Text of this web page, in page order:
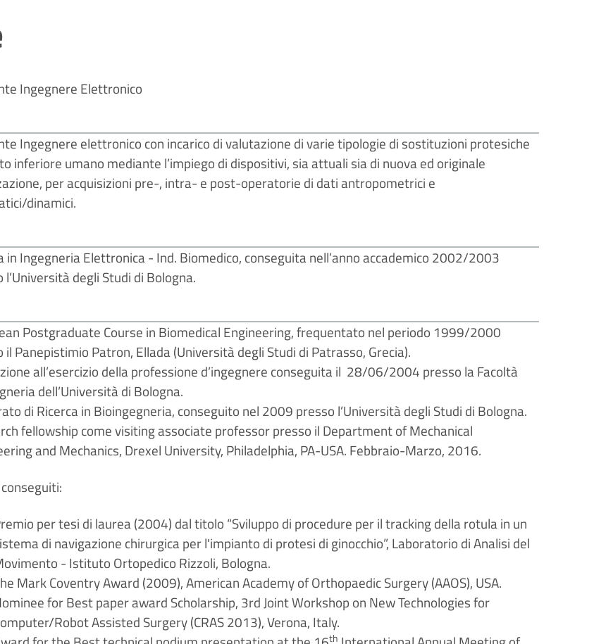
Ingegnere Elettronico
Ingegnere elettronico con incarico di valutazione di varie tipologie di sostituzioni protesiche
inferiore umano mediante l’impiego di dispositivi, sia attuali sia di nuova ed originale
per acquisizioni pre-, intra- e post-operatorie di dati antropometrici e
dinamici.
in Ingegneria Elettronica - Ind. Biomedico, conseguita nell’anno accademico 2002/2003
l’Università degli Studi di Bologna.
Postgraduate Course in Biomedical Engineering, frequentato nel periodo 1999/2000
il Panepistimio Patron, Ellada (Università degli Studi di Patrasso, Grecia).
all’esercizio della professione d’ingegnere conseguita il 28/06/2004 presso la Facoltà
dell’Università di Bologna.
di Ricerca in Bioingegneria, conseguito nel 2009 presso l’Università degli Studi di Bologna.
fellowship come visiting associate professor presso il Department of Mechanical
and Mechanics, Drexel University, Philadelphia, PA-USA. Febbraio-Marzo, 2016.
per tesi di laurea (2004) dal titolo “Sviluppo di procedure per il tracking della rotula in un
di navigazione chirurgica per l'impianto di protesi di ginocchio”, Laboratorio di Analisi del
- Istituto Ortopedico Rizzoli, Bologna.
Mark Coventry Award (2009), American Academy of Orthopaedic Surgery (AAOS), USA.
for Best paper award Scholarship, 3rd Joint Workshop on New Technologies for
Robot Assisted Surgery (CRAS 2013), Verona, Italy.
th